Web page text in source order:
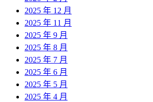
2025 年 12 月
2025 年 11 月
2025 年 9 月
2025 年 8 月
2025 年 7 月
2025 年 6 月
2025 年 5 月
2025 年 4 月